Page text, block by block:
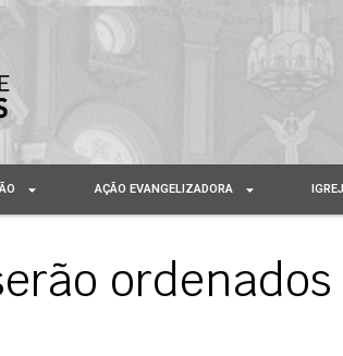
AÇÃO EVANGELIZADORA